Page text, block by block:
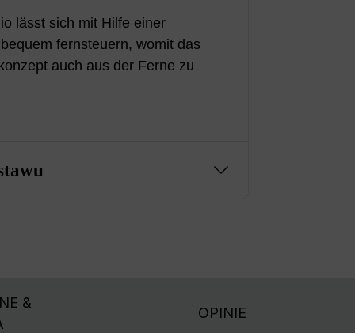
lässt sich mit Hilfe einer
fernsteuern, womit das
auch aus der Ferne zu
&
OPINIE